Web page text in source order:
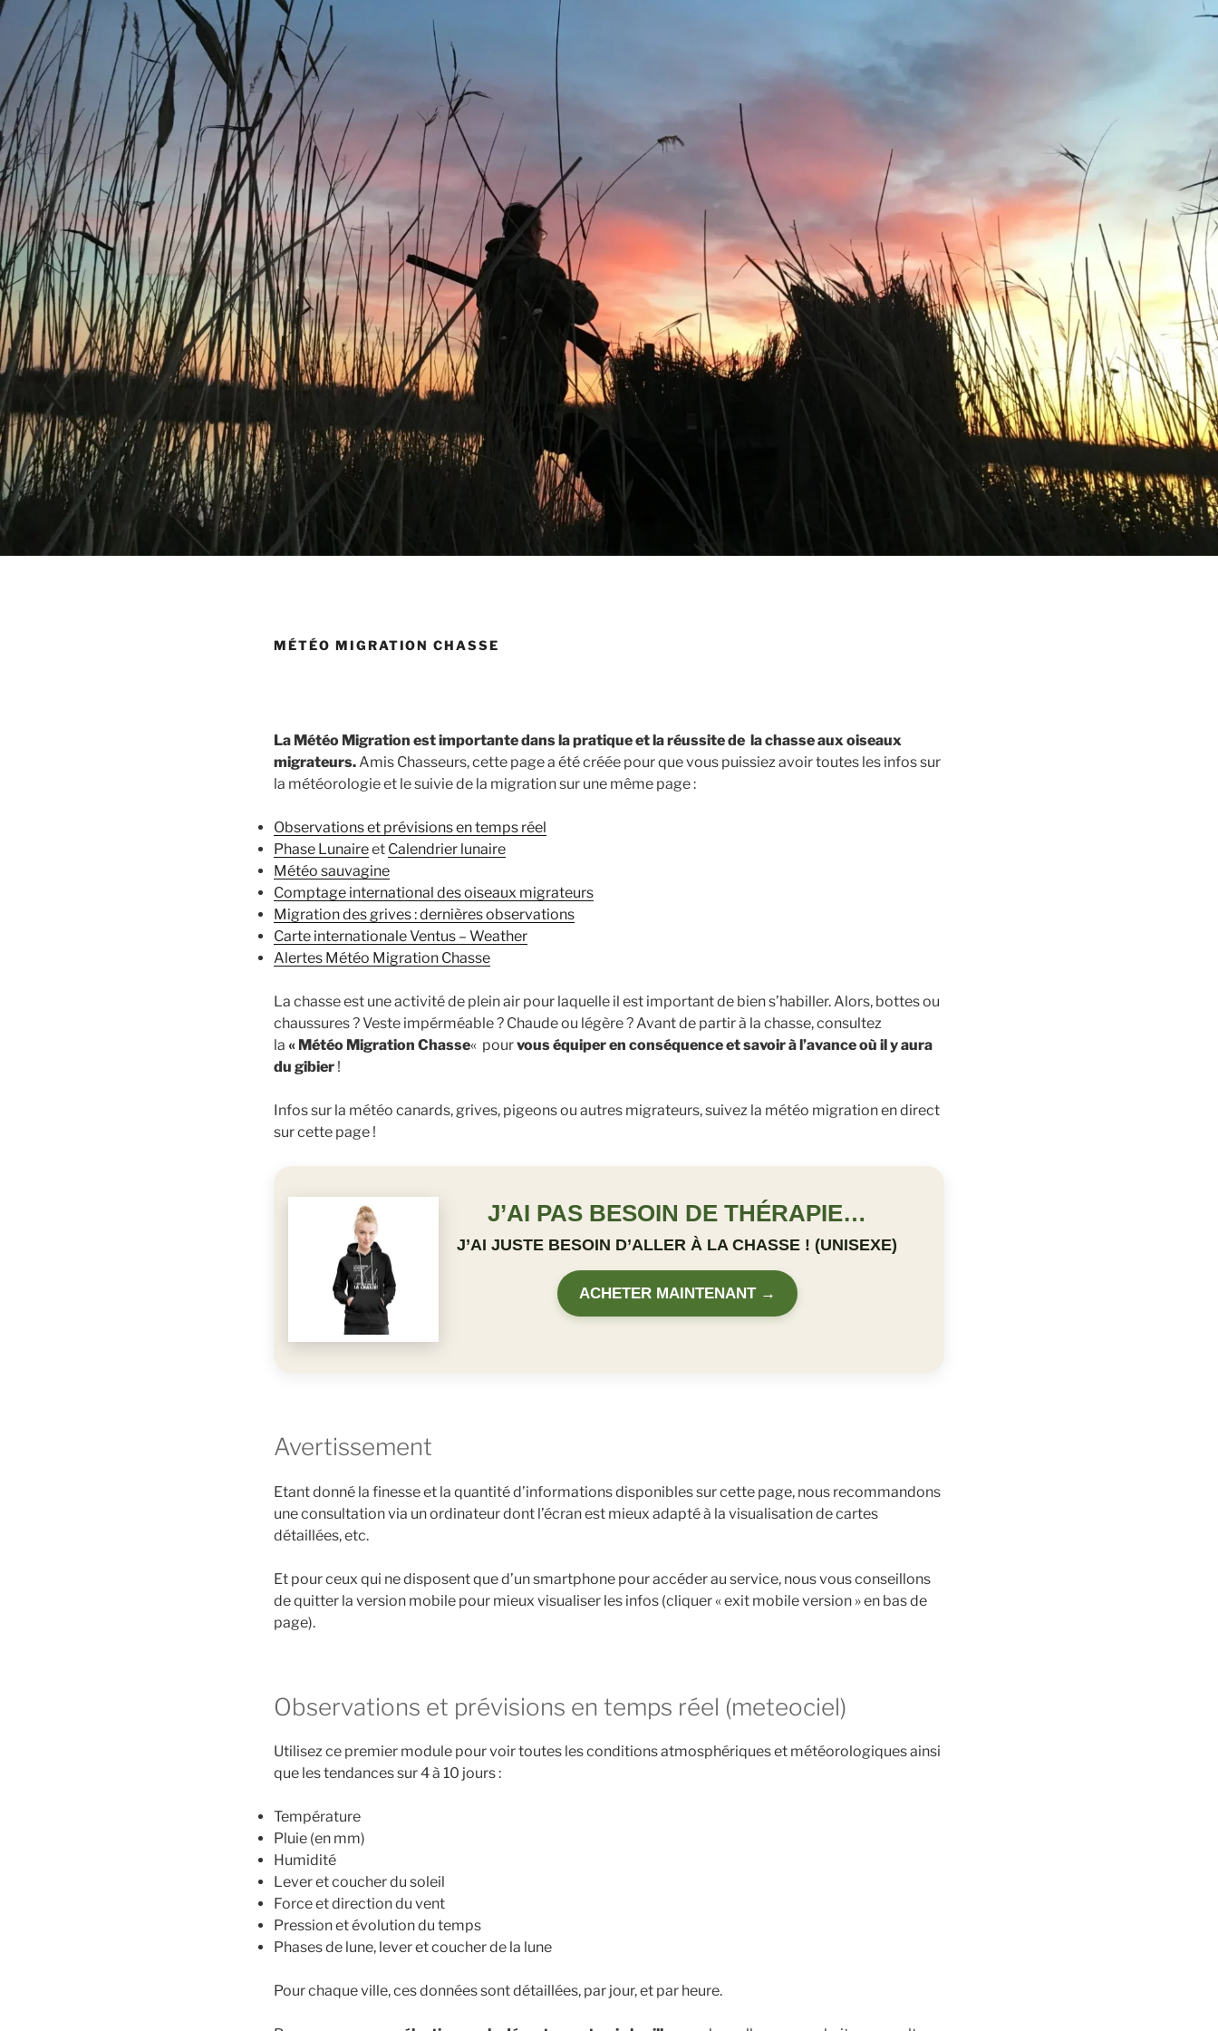
MÉTÉO MIGRATION CHASSE
La Météo Migration est importante dans la pratique et la réussite de la chasse aux oiseaux
migrateurs.Amis Chasseurs, cette page a été créée pour que vous puissiez avoir toutes les infos sur
la météorologie et le suivie de la migration sur une même page :
Observations et prévisions en temps réel
Phase Lunaireet Calendrier lunaire
Météo sauvagine
Comptage international des oiseaux migrateurs
Migration des grives : dernières observations
Carte internationale Ventus – Weather
Alertes Météo Migration Chasse
La chasse est une activité de plein air pour laquelle il est important de bien s’habiller. Alors, bottes ou
chaussures ? Veste impérméable ? Chaude ou légère ? Avant de partir à la chasse, consultez
la « Météo Migration Chasse« pourvous équiper en conséquence et savoir à l’avance où il y aura
du gibier !
Infos sur la météo canards, grives, pigeons ou autres migrateurs, suivez la météo migration en direct
sur cette page !
J’AI PAS BESOIN DE THÉRAPIE…
J’AI JUSTE BESOIN D’ALLER À LA CHASSE ! (UNISEXE)
ACHETER MAINTENANT →
Avertissement
Etant donné la finesse et la quantité d’informations disponibles sur cette page, nous recommandons
une consultation via un ordinateur dont l’écran est mieux adapté à la visualisation de cartes
détaillées, etc.
Et pour ceux qui ne disposent que d’un smartphone pour accéder au service, nous vous conseillons
de quitter la version mobile pour mieux visualiser les infos (cliquer « exit mobile version » en bas de
page).
Observations et prévisions en temps réel (meteociel)
Utilisez ce premier module pour voir toutes les conditions atmosphériques et météorologiques ainsi
que les tendances sur 4 à 10 jours :
Température
Pluie (en mm)
Humidité
Lever et coucher du soleil
Force et direction du vent
Pression et évolution du temps
Phases de lune, lever et coucher de la lune
Pour chaque ville, ces données sont détaillées, par jour, et par heure.